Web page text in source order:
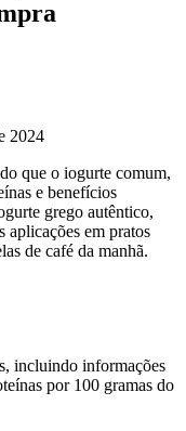
2024
que o iogurte comum,
e benefícios
grego autêntico,
aplicações em pratos
de café da manhã.
incluindo informações
por 100 gramas do